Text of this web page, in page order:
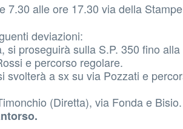
7.30 alle ore 17.30 via della
deviazioni:
proseguirà sulla S.P. 350 fino
e percorso regolare.
a sx su via Pozzati e
(Diretta), via Fonda e Bisio.